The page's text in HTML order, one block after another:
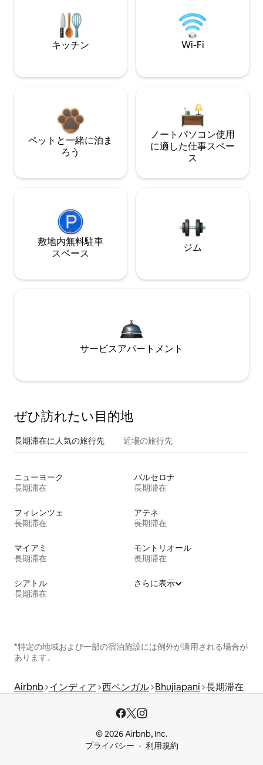
キッチン Wi-Fi
ペットと一緒に泊ま
ろう
ノートパソコン使用
に適した仕事スペー
ス
敷地内無料駐⁠車
ス⁠ペ⁠ー⁠ス
ジム
サービスアパートメント
ぜひ訪⁠れ⁠た⁠い目⁠的⁠地
長期滞在に人気の旅行先 近場の旅行先
ニューヨーク
長期滞在
バルセロナ
長期滞在
フィレンツェ
長期滞在
アテネ
長期滞在
マイアミ
長期滞在
モントリオール
長期滞在
シアトル
長期滞在
さらに表示
*特定の地域および一部の宿泊施設には例外が適用される場合が
あります。
Airbnb インディア 西ベンガル Bhujiapani 長期滞在
© 2026 Airbnb, Inc.
プライバシー
利用規約